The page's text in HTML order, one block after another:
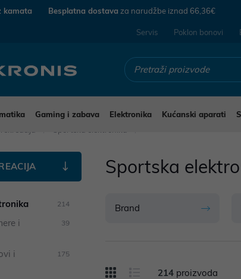
kamata Besplatna dostava za narudžbe iznad 66,36€
Servis Poklon bonovi
Gaming i zabava Elektronika Kućanski aparati
214
i
39
i
175
Sportska
Brand
214 proizvoda